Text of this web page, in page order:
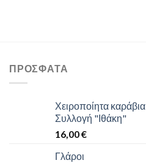
ΠΡΌΣΦΑΤΑ
Χειροποίητα
Συλλογή "Ιθάκη"
16,00€
Γλάροι